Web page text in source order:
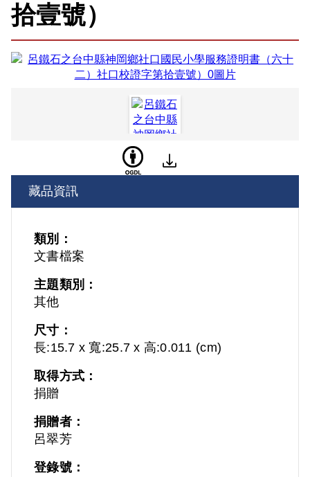
拾壹號）
藏品資訊
類別：
文書檔案
主題類別：
其他
尺寸：
長:15.7 x 寬:25.7 x 高:0.011 (cm)
取得方式：
捐贈
捐贈者：
呂翠芳
登錄號：